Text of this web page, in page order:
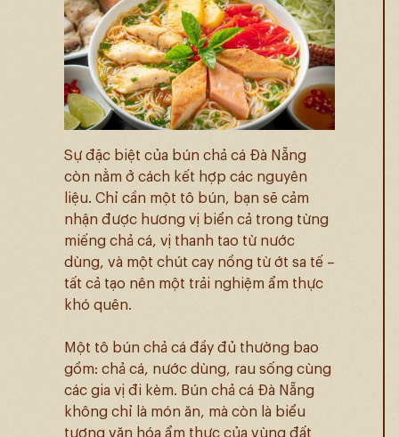
Sự đặc biệt của bún chả cá Đà Nẵng
còn nằm ở cách kết hợp các nguyên
liệu. Chỉ cần một tô bún, bạn sẽ cảm
nhận được hương vị biển cả trong từng
miếng chả cá, vị thanh tao từ nước
dùng, và một chút cay nồng từ ớt sa tế –
tất cả tạo nên một trải nghiệm ẩm thực
khó quên.
Một tô bún chả cá đầy đủ thường bao
gồm: chả cá, nước dùng, rau sống cùng
các gia vị đi kèm. Bún chả cá Đà Nẵng
không chỉ là món ăn, mà còn là biểu
tượng văn hóa ẩm thực của vùng đất